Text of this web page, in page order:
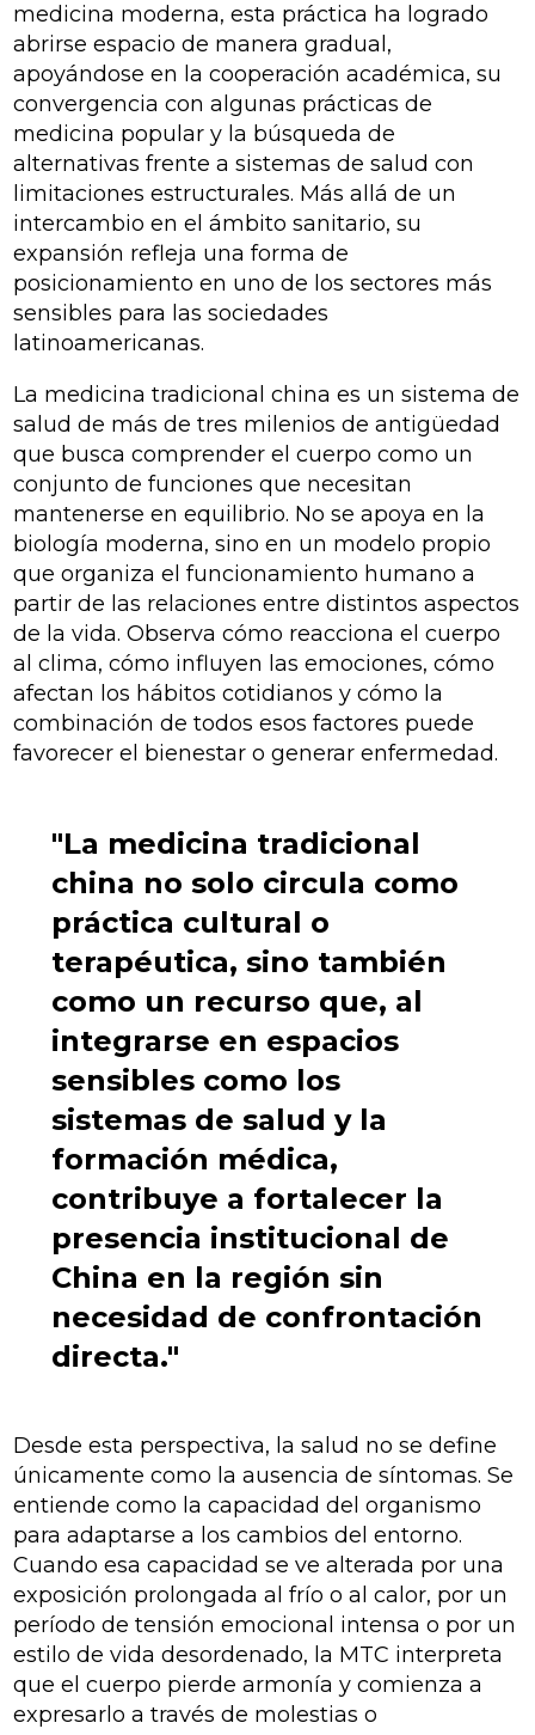
medicina moderna, esta práctica ha logrado
abrirse espacio de manera gradual,
apoyándose en la cooperación académica, su
convergencia con algunas prácticas de
medicina popular y la búsqueda de
alternativas frente a sistemas de salud con
limitaciones estructurales. Más allá de un
intercambio en el ámbito sanitario, su
expansión refleja una forma de
posicionamiento en uno de los sectores más
sensibles para las sociedades
latinoamericanas.
La medicina tradicional china es un sistema de
salud de más de tres milenios de antigüedad
que busca comprender el cuerpo como un
conjunto de funciones que necesitan
mantenerse en equilibrio. No se apoya en la
biología moderna, sino en un modelo propio
que organiza el funcionamiento humano a
partir de las relaciones entre distintos aspectos
de la vida. Observa cómo reacciona el cuerpo
al clima, cómo influyen las emociones, cómo
afectan los hábitos cotidianos y cómo la
combinación de todos esos factores puede
favorecer el bienestar o generar enfermedad.
"La medicina tradicional
china no solo circula como
práctica cultural o
terapéutica, sino también
como un recurso que, al
integrarse en espacios
sensibles como los
sistemas de salud y la
formación médica,
contribuye a fortalecer la
presencia institucional de
China en la región sin
necesidad de confrontación
directa."
Desde esta perspectiva, la salud no se define
únicamente como la ausencia de síntomas. Se
entiende como la capacidad del organismo
para adaptarse a los cambios del entorno.
Cuando esa capacidad se ve alterada por una
exposición prolongada al frío o al calor, por un
período de tensión emocional intensa o por un
estilo de vida desordenado, la MTC interpreta
que el cuerpo pierde armonía y comienza a
expresarlo a través de molestias o